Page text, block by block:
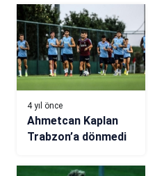
bekliyor
4 yıl önce
Ahmetcan Kaplan
Trabzon’a dönmedi